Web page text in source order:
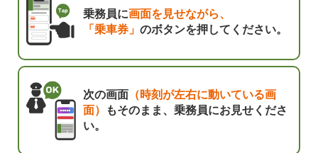
乗務員に画面を見せながら、
「乗車券」のボタンを押してください。
次の画面 （時刻が左右に動いている画
面） もそのまま、乗務員にお見せくださ
い。